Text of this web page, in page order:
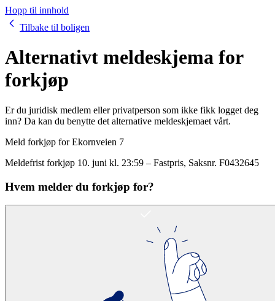
Hopp til innhold
Tilbake til boligen
Alternativt meldeskjema for
forkjøp
Er du juridisk medlem eller privatperson som ikke fikk logget deg
inn? Da kan du benytte det alternative meldeskjemaet vårt.
Meld forkjøp forEkornveien 7
Meldefrist forkjøp 10. juni kl. 23:59 – Fastpris, Saksnr. F0432645
Hvem melder du forkjøp for?